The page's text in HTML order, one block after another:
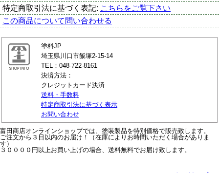
特定商取引法に基づく表記: こちらをご覧下さい
この商品について問い合わせる
塗料JP
埼玉県川口市飯塚2-15-14
TEL：048-722-8161
決済方法：
クレジットカード決済
送料・手数料
特定商取引法に基づく表示
お問い合わせ
富田商店オンラインショップでは、塗装製品を特別価格で販売致します。
ご注文から３日以内のお届け！（在庫によりお時間いただく場合がありま
す）
３００００円以上お買い上げの場合、送料無料でお届け致します。